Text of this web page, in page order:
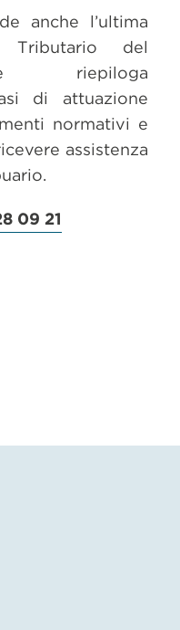
anche l’ultima
Tributario del
riepiloga
di attuazione
normativi e
assistenza
09 21